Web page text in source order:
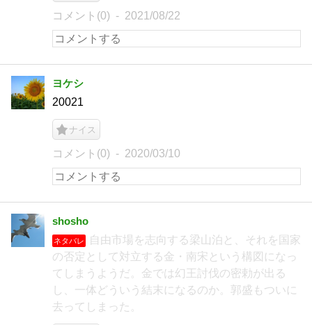
コメント(0) 2021/08/22
ヨケシ
20021
ナイス
コメント(0) 2020/03/10
shosho
ネタバレ
自由市場を志向する梁山泊と、それを国家
の否定として対立する金・南宋という構図になっ
てしまうようだ。金では幻王討伐の密勅が出る
し、一体どういう結末になるのか。郭盛もついに
去ってしまった。